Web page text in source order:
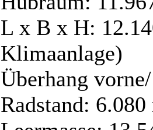
L x B x H:
Klimaanlage)
Überhang
Radstand: